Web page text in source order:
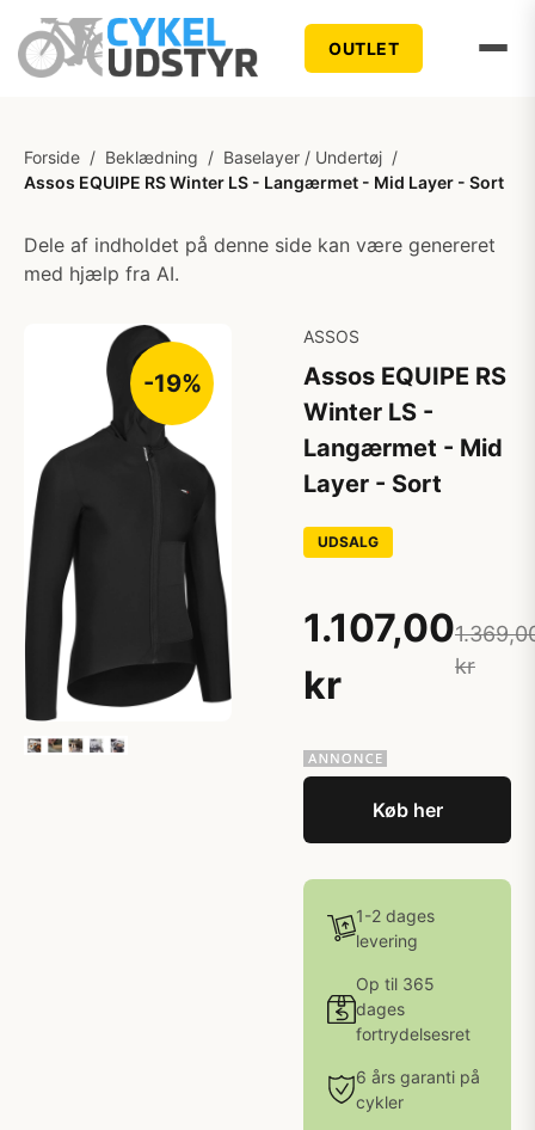
OUTLET
Forside / Beklædning / Baselayer / Undertøj /
Assos EQUIPE RS Winter LS - Langærmet - Mid Layer - Sort
Dele af indholdet på denne side kan være genereret
med hjælp fra AI.
-19%
ASSOS
Assos EQUIPE RS
Winter LS -
Langærmet - Mid
Layer - Sort
UDSALG
1.107,00
kr
kr
Køb her
1-2 dages
levering
Op til 365
dages
fortrydelsesret
6 års garanti på
cykler